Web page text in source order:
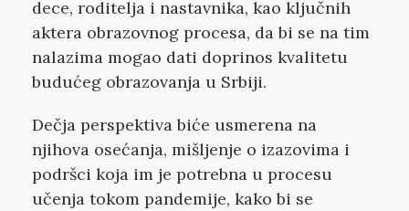
dece, roditelja i nastavnika, kao ključnih
aktera obrazovnog procesa, da bi se na tim
nalazima mogao dati doprinos kvalitetu
budućeg obrazovanja u Srbiji.
Dečja perspektiva biće usmerena na
njihova osećanja, mišljenje o izazovima i
podršci koja im je potrebna u procesu
učenja tokom pandemije, kako bi se